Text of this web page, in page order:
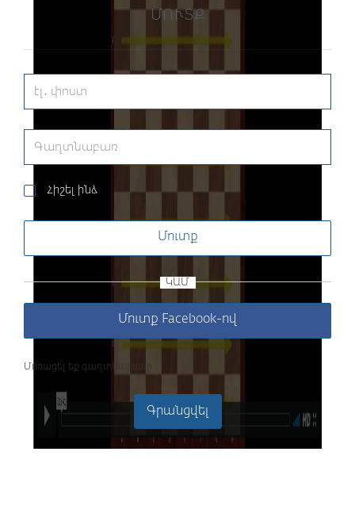
ՄՈՒՏՔ
Հիշել ինձ
Մուտք
ԿԱՄ
Մուտք Facebook-ով
Մոռացե՞լ եք գաղտնաբառը
Գրանցվել